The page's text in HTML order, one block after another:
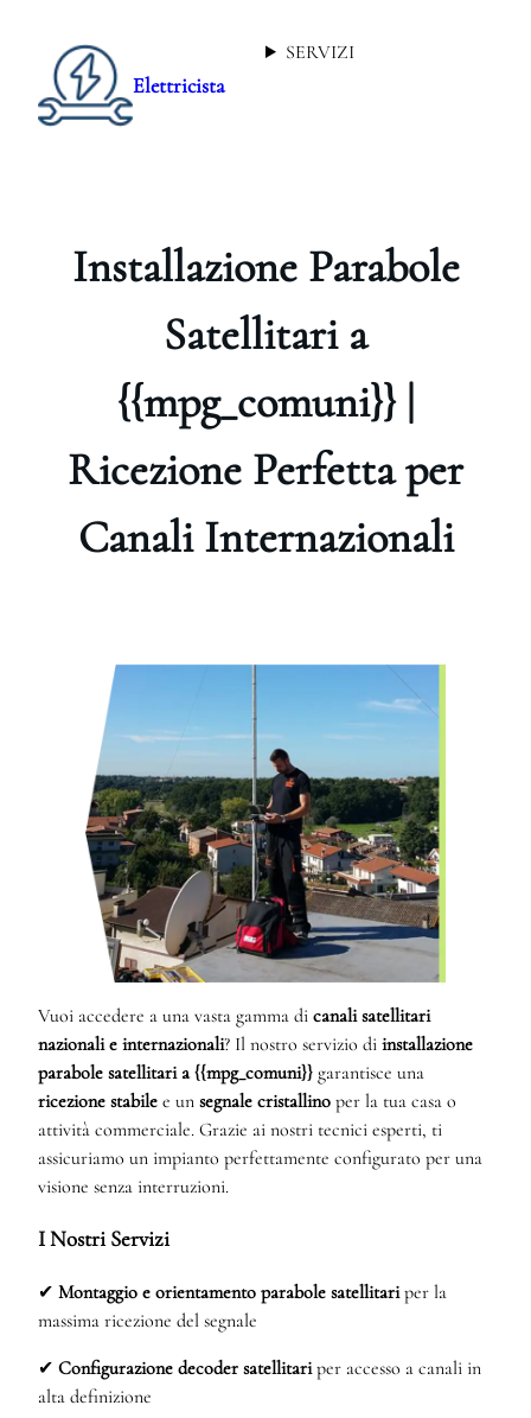
Elettricista
SERVIZI
Installazione Parabole
Satellitari a
{{mpg_comuni}} |
Ricezione Perfetta per
Canali Internazionali
Vuoi accedere a una vasta gamma di canali satellitari
nazionali e internazionali? Il nostro servizio di installazione
parabole satellitari a {{mpg_comuni}} garantisce una
ricezione stabile e un segnale cristallino per la tua casa o
attività commerciale. Grazie ai nostri tecnici esperti, ti
assicuriamo un impianto perfettamente configurato per una
visione senza interruzioni.
I Nostri Servizi
✔ Montaggio e orientamento parabole satellitariper la
massima ricezione del segnale
✔ Configurazione decoder satellitariper accesso a canali in
alta definizione